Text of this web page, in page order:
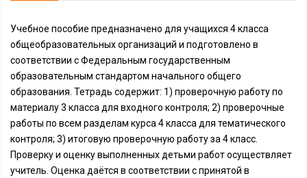
Учебное пособие предназначено для учащихся 4 класса
общеобразовательных организаций и подготовлено в
соответствии с Федеральным государственным
образовательным стандартом начального общего
образования. Тетрадь содержит: 1) проверочную работу по
материалу 3 класса для входного контроля; 2) проверочные
работы по всем разделам курса 4 класса для тематического
контроля; 3) итоговую проверочную работу за 4 класс.
Проверку и оценку выполненных детьми работ осуществляет
учитель. Оценка даётся в соответствии с принятой в